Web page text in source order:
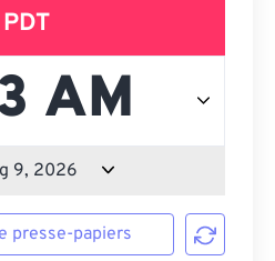
PDT
presse-papiers